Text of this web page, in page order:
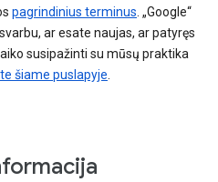
pagrindinius terminus. „Google“
ar esate naujas, ar patyręs
susipažinti su mūsų praktika
šiame puslapyje.